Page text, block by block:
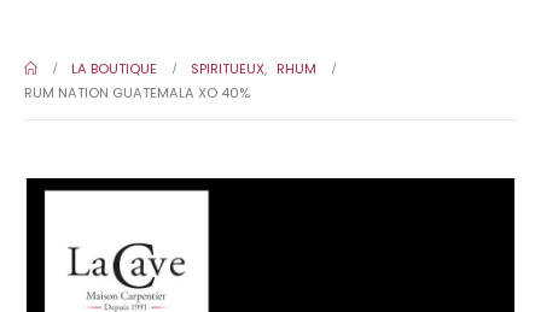
LA BOUTIQUE SPIRITUEUX, RHUM
RUM NATION GUATEMALA XO 40%